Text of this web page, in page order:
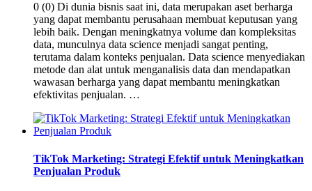
0 (0) Di dunia bisnis saat ini, data merupakan aset berharga
yang dapat membantu perusahaan membuat keputusan yang
lebih baik. Dengan meningkatnya volume dan kompleksitas
data, munculnya data science menjadi sangat penting,
terutama dalam konteks penjualan. Data science menyediakan
metode dan alat untuk menganalisis data dan mendapatkan
wawasan berharga yang dapat membantu meningkatkan
efektivitas penjualan. …
TikTok Marketing: Strategi Efektif untuk Meningkatkan
Penjualan Produk